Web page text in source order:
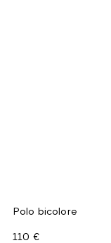
Polo bicolore
110 €